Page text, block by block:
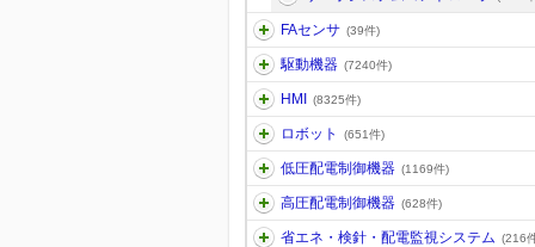
FAセンサ (39件)
駆動機器 (7240件)
HMI (8325件)
ロボット (651件)
低圧配電制御機器 (1169件)
高圧配電制御機器 (628件)
省エネ・検針・配電監視システム (216